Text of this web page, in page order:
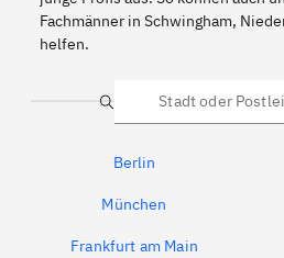
Fachmänner in Schwingham,
helfen.
Suche
Berlin
München
Frankfurt am Main